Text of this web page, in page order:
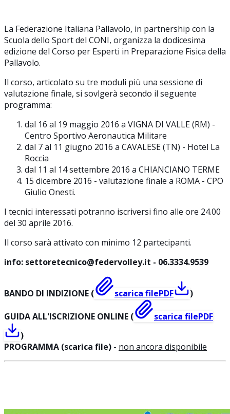
La Federazione Italiana Pallavolo, in partnership con la
Scuola dello Sport del CONI, organizza la dodicesima
edizione del Corso per Esperti in Preparazione Fisica della
Pallavolo.
Il corso, articolato su tre moduli più una sessione di
valutazione finale, si sovlgerà secondo il seguente
programma:
dal 16 al 19 maggio 2016 a VIGNA DI VALLE (RM) -
Centro Sportivo Aeronautica Militare
dal 7 al 11 giugno 2016 a CAVALESE (TN) - Hotel La
Roccia
dal 11 al 14 settembre 2016 a CHIANCIANO TERME
15 dicembre 2016 - valutazione finale a ROMA - CPO
Giulio Onesti.
I tecnici interessati potranno iscriversi fino alle ore 24.00
del 30 aprile 2016.
Il corso sarà attivato con minimo 12 partecipanti.
info: settoretecnico@federvolley.it - 06.3334.9539
BANDO DI INDIZIONE ( scarica filePDF )
GUIDA ALL'ISCRIZIONE ONLINE ( scarica filePDF
)
PROGRAMMA (scarica file) - non ancora disponibile